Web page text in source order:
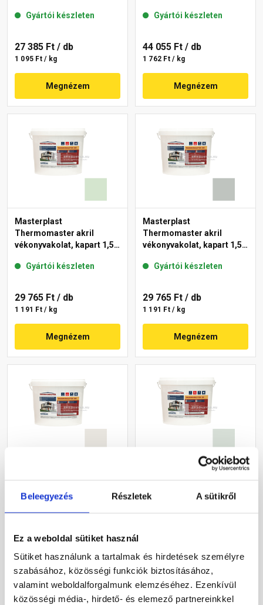
Beleegyezés Részletek A sütikről
Ez a weboldal sütiket használ
Sütiket használunk a tartalmak és hirdetések személyre
szabásához, közösségi funkciók biztosításához,
valamint weboldalforgalmunk elemzéséhez. Ezenkívül
közösségi média-, hirdető- és elemező partnereinkkel
43-E 25 kg
Gyártói készleten
27 385 Ft / db
1 095 Ft / kg
Megnézem
Gyártói készleten
44 055 Ft / db
1 762 Ft / kg
Megnézem
Masterplast
Thermomaster akril
vékonyvakolat, kapart 1,5
Gyártói készleten
29 765 Ft / db
1 191 Ft / kg
Megnézem
Masterplast
Thermomaster akril
vékonyvakolat, kapart 1,5
Gyártói készleten
29 765 Ft / db
1 191 Ft / kg
Megnézem
vékonyvakolat, kapart 1,5
1 095 Ft / kg
Megnézem
vékonyvakolat, kapart 1,5
1 328 Ft / kg
Megnézem